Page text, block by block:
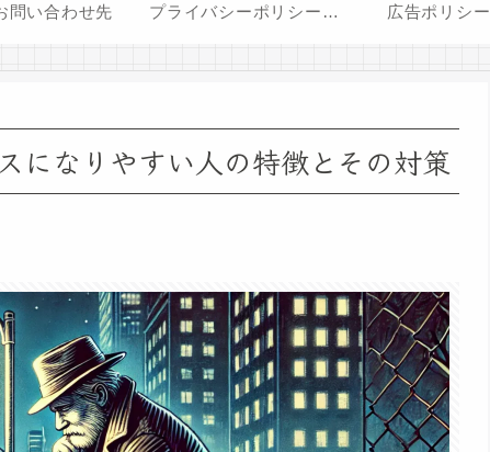
問い合わせ先 プライバシーポリシー・免責事項 広告ポリシー
になりやすい人の特徴とその対策